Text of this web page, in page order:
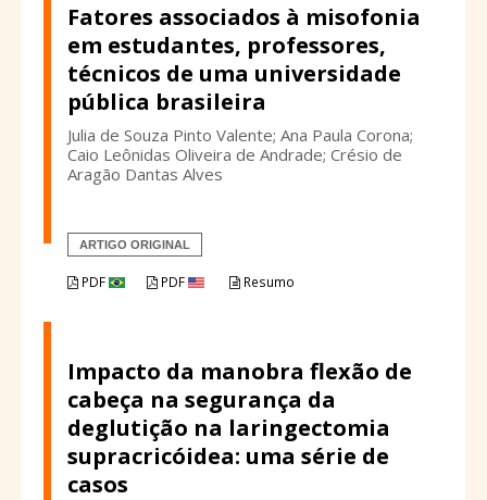
Fatores associados à misofonia
em estudantes, professores,
técnicos de uma universidade
pública brasileira
Julia de Souza Pinto Valente; Ana Paula Corona;
Caio Leônidas Oliveira de Andrade; Crésio de
Aragão Dantas Alves
ARTIGO ORIGINAL
PDF PDF Resumo
Impacto da manobra flexão de
cabeça na segurança da
deglutição na laringectomia
supracricóidea: uma série de
casos